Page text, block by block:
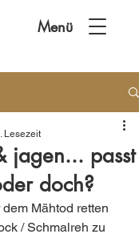
Menü
jagen... passt
doch?
Lesezeit
Mähtod retten
/ Schmalreh zu